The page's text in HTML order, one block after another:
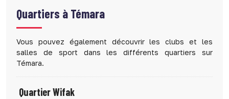
Quartiers à Témara
Vous pouvez également découvrir les clubs et les
salles de sport dans les différents quartiers sur
Témara.
Quartier Wifak